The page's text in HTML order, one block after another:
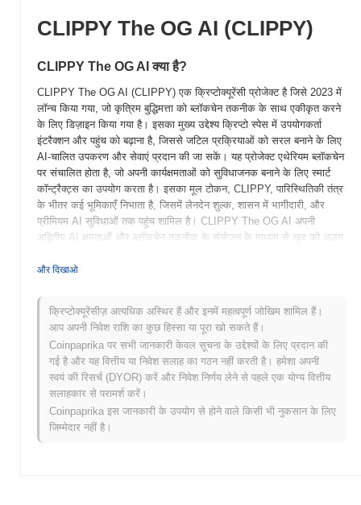
CLIPPY The OG AI (CLIPPY)
CLIPPY The OG AI क्या है?
CLIPPY The OG AI (CLIPPY) एक क्रिप्टोक्यूरेंसी प्रोजेक्ट है जिसे 2023 में
लॉन्च किया गया, जो कृत्रिम बुद्धिमत्ता को ब्लॉकचेन तकनीक के साथ एकीकृत करने
के लिए डिज़ाइन किया गया है। इसका मुख्य उद्देश्य क्रिप्टो स्पेस में उपयोगकर्ता
इंटरैक्शन और पहुंच को बढ़ाना है, जिससे जटिल प्रक्रियाओं को सरल बनाने के लिए
AI-चालित उपकरण और सेवाएं प्रदान की जा सकें। यह प्रोजेक्ट एथेरियम ब्लॉकचेन
पर संचालित होता है, जो अपनी कार्यक्षमताओं को सुविधाजनक बनाने के लिए स्मार्ट
कॉन्ट्रैक्ट्स का उपयोग करता है। इसका मूल टोकन, CLIPPY, पारिस्थितिकी तंत्र
के भीतर कई भूमिकाएँ निभाता है, जिसमें लेनदेन शुल्क, शासन में भागीदारी, और
प्रीमियम AI सुविधाओं तक पहुंच शामिल है। CLIPPY The OG AI अपनी
अद्वितीय AI क्षमताओं और ब्लॉकचेन तकनीक के संयोजन के माध्यम से खुद को अलग
उपयोगकर्ता-अनुकूल वातावरण बनाना है। यह नवोन्मेषी दृष्टिकोण CLIPPY को
खिलाड़ी के रूप में स्थापित करता है।
CLIPPY The OG AI की शुरुआत कब और कैसे हुई?
CLIPPY The OG AI की शुरुआत मार्च 2021 में हुई जब डेवलपर्स की एक टीम ने
इसके व्हाइटपेपर को जारी किया, जिसमें प्रोजेक्ट की दृष्टि और तकनीकी ढांचा का
विवरण दिया गया। प्रोजेक्ट ने जून 2021 में अपना टेस्टनेट लॉन्च किया, जिससे
प्रारंभिक उपयोगकर्ताओं को इसकी सुविधाओं के साथ प्रयोग करने और फीडबैक देने
की अनुमति मिली। इसके बाद सितंबर 2021 में मेननेट लॉन्च हुआ, जिसने CLIPPY
The OG AI का आधिकारिक पदार्पण किया। प्रारंभिक विकास का ध्यान एक AI-
और दिखाओ
क्रिप्टोक्यूरेंसीज़ अत्यधिक अस्थिर हैं और इनमें महत्वपूर्ण जोखिम शामिल हैं।
आप अपनी निवेश राशि का कुछ हिस्सा या पूरा खो सकते हैं।
Coinpaprika पर सभी जानकारी केवल सूचना के उद्देश्यों के लिए प्रदान की
गई है और यह वित्तीय या निवेश सलाह का गठन नहीं करती है। हमेशा अपनी
स्वयं की रिसर्च (DYOR) करें और निवेश निर्णय लेने से पहले एक योग्य वित्तीय
सलाहकार से परामर्श करें।
Coinpaprika इस जानकारी के उपयोग से होने वाले किसी भी नुकसान के लिए
जिम्मेदार नहीं है।